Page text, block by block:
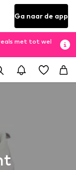
Ga naar de app
met tot wel